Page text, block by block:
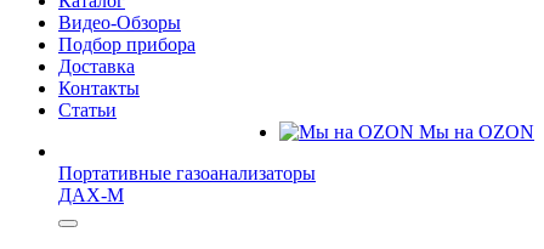
Видео-Обзоры
Подбор прибора
Доставка
Контакты
Статьи
Мы на OZON
Портативные газоанализаторы
ДАХ-М